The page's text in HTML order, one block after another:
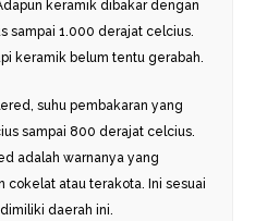
keramik dibakar dengan
sampai 1.000 derajat celcius.
keramik belum tentu gerabah.
suhu pembakaran yang
sampai 800 derajat celcius.
adalah warnanya yang
cokelat atau terakota. Ini sesuai
daerah ini.